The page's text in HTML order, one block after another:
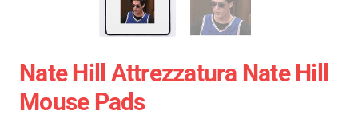
Nate Hill Attrezzatura Nate Hill
Mouse Pads